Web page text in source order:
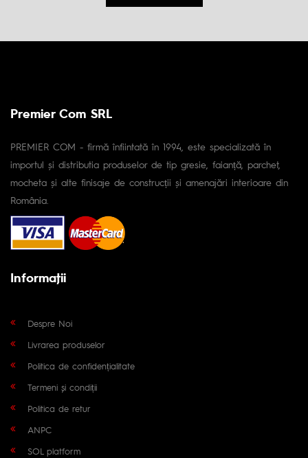
Premier Com SRL
PREMIER COM - firmă înfiintată în 1994, este specializată în
importul și distributia produselor de tip gresie, faianță, parchet,
mocheta și alte finisaje de construcții și amenajări interioare din
România.
Informaţii
Despre Noi
Livrarea produselor
Politica de confidențialitate
Termeni și condiții
Politica de retur
ANPC
SOL platform